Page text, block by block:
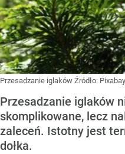
Przesadzanie iglaków Źródło: Pixabay
Przesadzanie iglaków
skomplikowane, lecz
zaleceń. Istotny jest
dołka.